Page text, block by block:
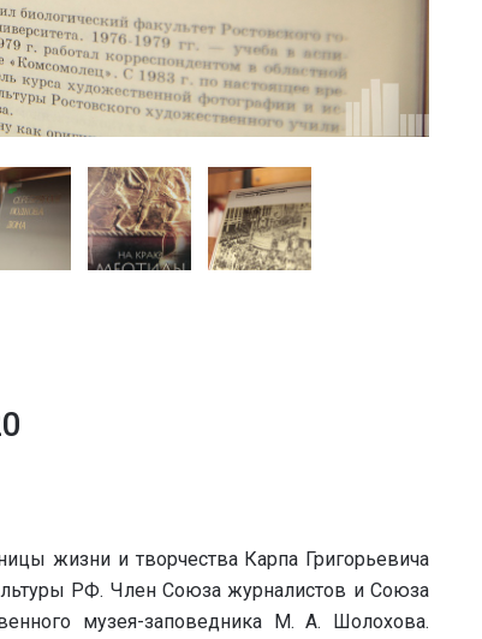
жизни и творчества Карпа Григорьевича
РФ. Член Союза журналистов и Союза
музея-заповедника М. А. Шолохова.